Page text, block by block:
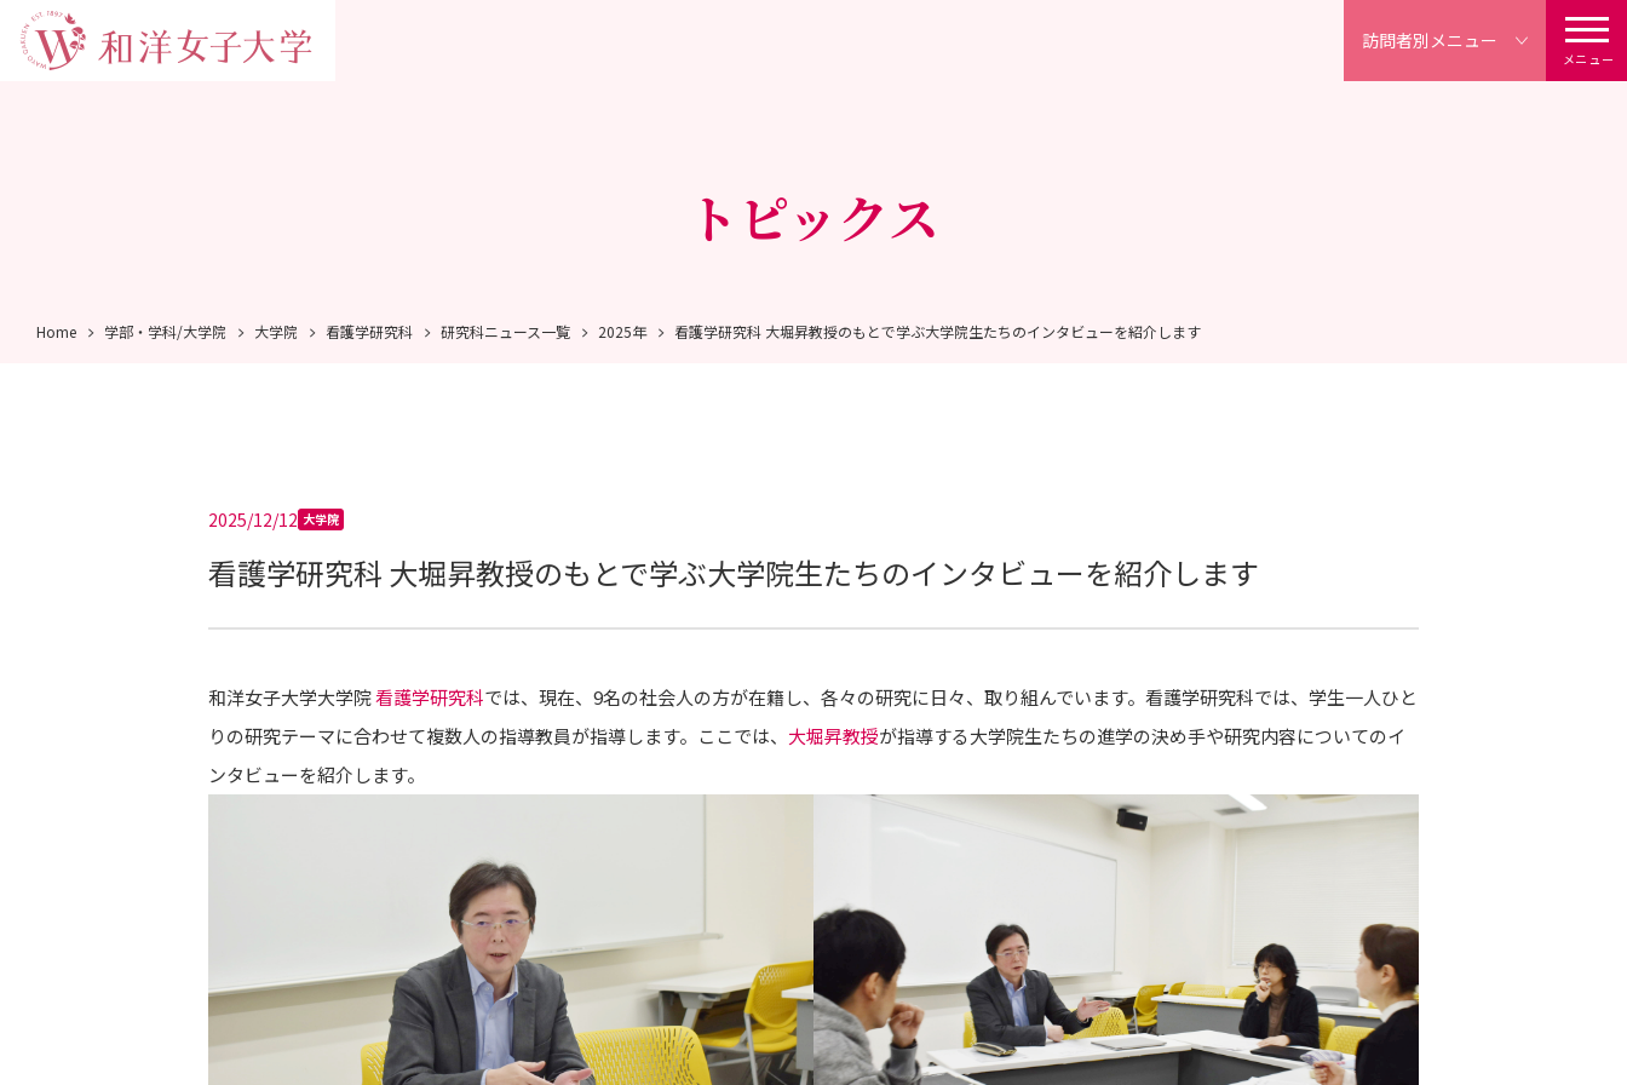
メニュー
訪問者別 メニュー
トピックス
Home 学部・学科/大学院 大学院 看護学研究科 研究科ニュース一覧 2025年 看護学研究科 大堀昇教授のもとで学ぶ大学院生たちのインタビューを紹介します
2025/12/12 大学院
看護学研究科 大堀昇教授のもとで学ぶ大学院生たちのインタビューを紹介します
和洋女子大学大学院看護学研究科では、現在、9名の社会人の方が在籍し、各々の研究に日々、取り組んでいます。看護学研究科では、学生一人ひと
りの研究テーマに合わせて複数人の指導教員が指導します。ここでは、 大堀昇教授が指導する大学院生たちの進学の決め手や研究内容についてのイ
ンタビューを紹介します。